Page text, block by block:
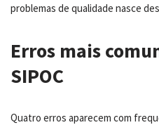
problemas de qualidade nasce
Erros mais
SIPOC
Quatro erros aparecem com